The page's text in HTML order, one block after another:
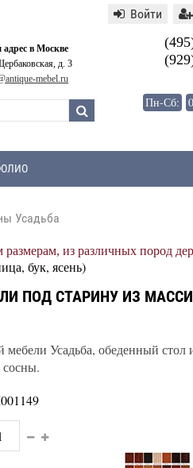
в Москве
д. 3
mebel.ru
Пн-Сб:
Войти
Усадьба
из различных пород
бук, ясень)
ПОД СТАРИНУ ИЗ
мебели Усадьба, обеденный стол
сосны.